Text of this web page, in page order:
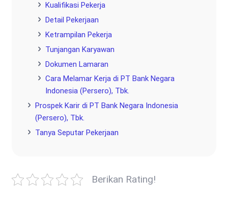
Kualifikasi Pekerja
Detail Pekerjaan
Ketrampilan Pekerja
Tunjangan Karyawan
Dokumen Lamaran
Cara Melamar Kerja di PT Bank Negara
Indonesia (Persero), Tbk.
Prospek Karir di PT Bank Negara Indonesia
(Persero), Tbk.
Tanya Seputar Pekerjaan
Berikan Rating!